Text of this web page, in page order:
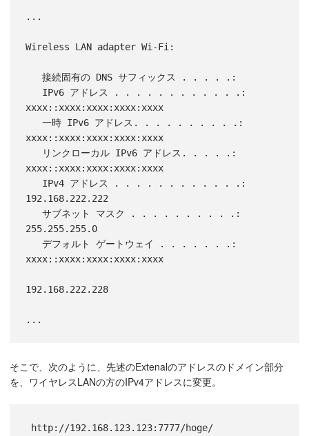
...
Wireless LAN adapter Wi-Fi:
xxxx::xxxx:xxxx:xxxx:xxxx
xxxx::xxxx:xxxx:xxxx:xxxx
xxxx::xxxx:xxxx:xxxx:xxxx
192.168.222.222
255.255.255.0
xxxx::xxxx:xxxx:xxxx:xxxx
192.168.222.228
...
そこで、次のように、先述のExtenalのアドレスのドメイン部分
を、ワイヤレスLANの方のIPv4アドレスに変更。
http://192.168.123.123:7777/hoge/